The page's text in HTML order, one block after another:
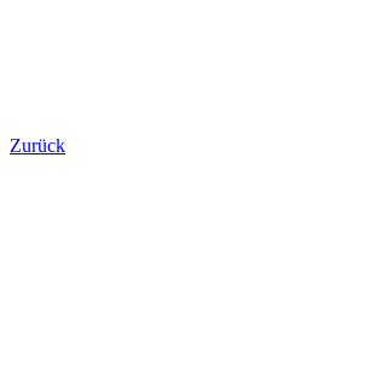
Zurück